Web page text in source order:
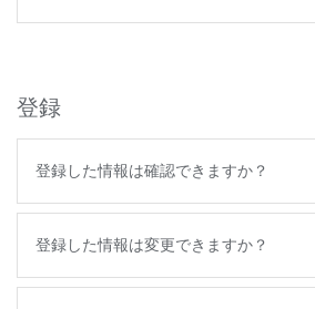
登録
登録した情報は確認できますか？
登録した情報は変更できますか？